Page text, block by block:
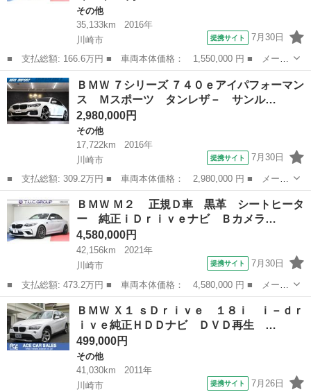
その他
35,133km
2016年
川崎市
提携サイト 7月30日
■ 支払総額: 166.6万円 ■ 車両本体価格： 1,550,000 円 ■ メーカ
ー名： ＢＭＷ ■ 車種名： ４シリーズ ■ グレード名： ４２０
ｉグランクーペ ラグジュアリー １オーナー ＡＣＣ ＬＣＷ ブ
ラウン革...
神奈川 川崎市
ＢＭＷ ７シリーズ ７４０ｅアイパフォーマン
ス Ｍスポーツ タンレザ－ サンル…
2,980,000円
その他
17,722km
2016年
川崎市
提携サイト 7月30日
■ 支払総額: 309.2万円 ■ 車両本体価格： 2,980,000 円 ■ メーカ
ー名： ＢＭＷ ■ 車種名： ７シリーズ ■ グレード名： ７４０
ｅアイパフォーマンス Ｍスポーツ タンレザ－ サンルーフ シー
トヒータ...
神奈川 川崎市
ＢＭＷ Ｍ２ 正規Ｄ車 黒革 シートヒータ
ー 純正ｉＤｒｉｖｅナビ Ｂカメラ…
4,580,000円
42,156km
2021年
川崎市
提携サイト 7月30日
■ 支払総額: 473.2万円 ■ 車両本体価格： 4,580,000 円 ■ メーカ
ー名： ＢＭＷ ■ 車種名： Ｍ２ ■ グレード名： 正規Ｄ車
黒革 シートヒーター 純正ｉＤｒｉｖｅナビ Ｂカメラ 純正１９
ＡＷ Ｂ...
神奈川 川崎市
ＢＭＷ Ｘ１ ｓＤｒｉｖｅ １８ｉ ｉ－ｄｒ
ｉｖｅ純正ＨＤＤナビ ＤＶＤ再生 …
499,000円
その他
41,030km
2011年
川崎市
提携サイト 7月26日